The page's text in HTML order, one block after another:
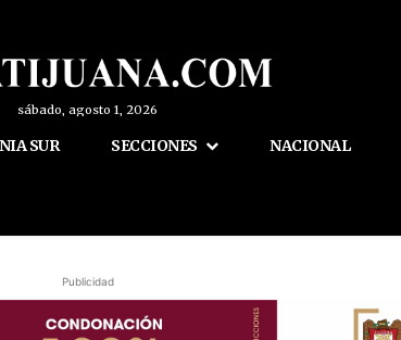
sábado, agosto 1, 2026
SUR SECCIONES NACIONAL
Publicidad